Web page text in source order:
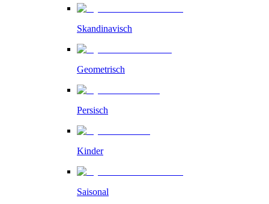
Skandinavisch
Geometrisch
Persisch
Kinder
Saisonal